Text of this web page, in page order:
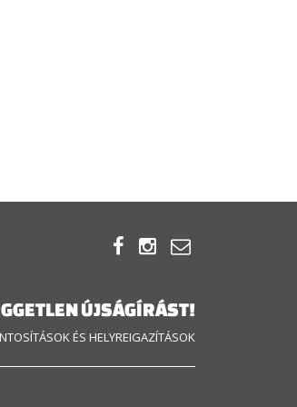
  
ÚJSÁGÍRÁST!
ÉS HELYREIGAZÍTÁSOK